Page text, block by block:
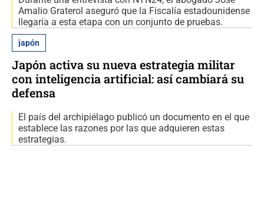
Amalio Graterol aseguró que la Fiscalía estadounidense
llegaría a esta etapa con un conjunto de pruebas.
japón
Japón activa su nueva estrategia militar
con inteligencia artificial: así cambiará su
defensa
El país del archipiélago publicó un documento en el que
establece las razones por las que adquieren estas
estrategias.